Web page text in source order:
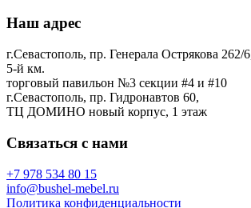
Наш адрес
г.Севастополь, пр. Генерала Острякова
5-й км.
торговый павильон №3 секции #4 и #10
г.Севастополь, пр. Гидронавтов 60,
ТЦ ДОМИНО новый корпус, 1 этаж
Связаться с нами
+7 978 534 80 15
info@bushel-mebel.ru
Политика конфиденциальности